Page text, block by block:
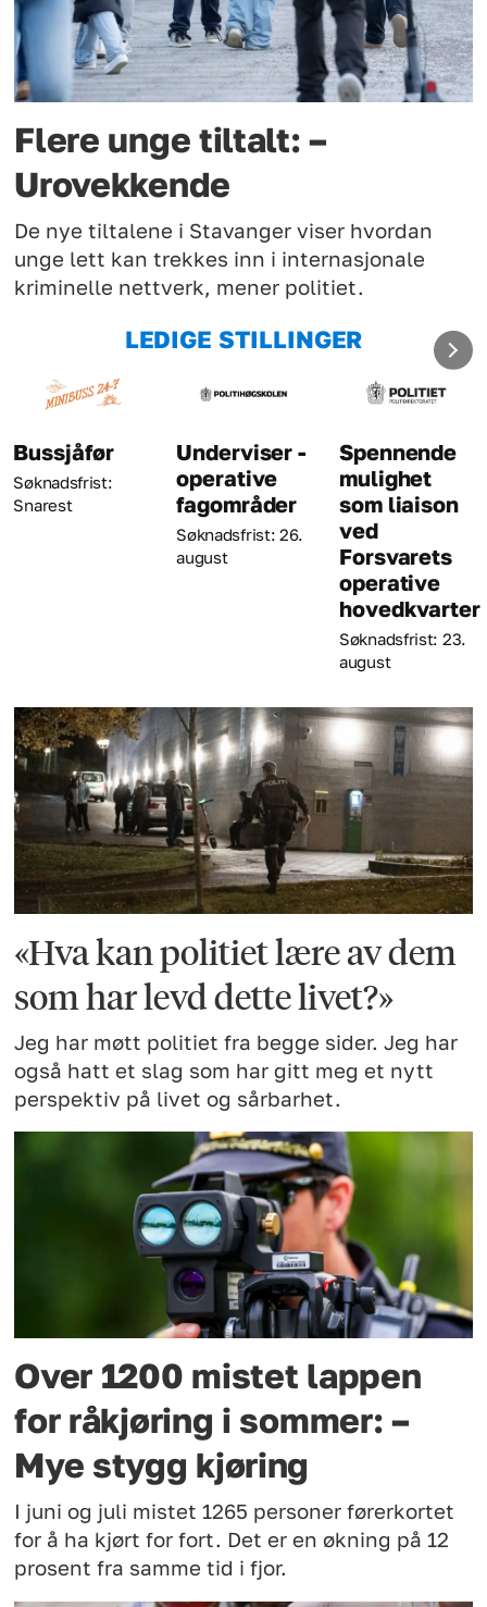
Flere unge tiltalt: –
Urovekkende
De nye tiltalene i Stavanger viser hvordan
unge lett kan trekkes inn i internasjonale
kriminelle nettverk, mener politiet.
LEDIGE STILLINGER
Bussjåfør
Søknadsfrist:
Snarest
Underviser -
operative
fagområder
Søknadsfrist: 26.
august
Spennende
mulighet
som liaison
ved
Forsvarets
operative
hovedkvarter
Søknadsfrist: 23.
august
«Hva kan politiet lære av dem
som har levd dette livet?»
Jeg har møtt politiet fra begge sider. Jeg har
også hatt et slag som har gitt meg et nytt
perspektiv på livet og sårbarhet.
Over 1200 mistet lappen
for råkjøring i sommer: –
Mye stygg kjøring
I juni og juli mistet 1265 personer førerkortet
for å ha kjørt for fort. Det er en økning på 12
prosent fra samme tid i fjor.